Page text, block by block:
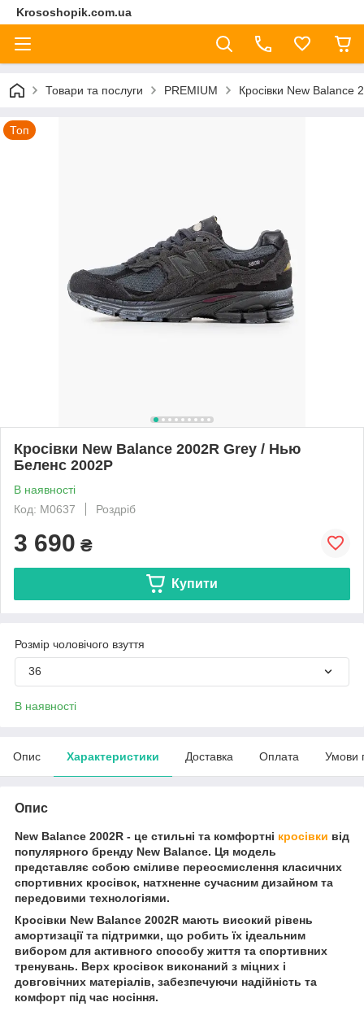
Krososhopik.com.ua
Товари та послуги PREMIUM Кросівки New
Топ
Кросівки New Balance 2002R Grey / Нью
Беленс 2002Р
В наявності
Код: M0637
Роздріб
3 690 ₴
Купити
Розмір чоловічого взуття
36
В наявності
Опис Характеристики Доставка Оплата Умови
Опис
New Balance 2002R - це стильні та комфортні кросівки від
популярного бренду New Balance. Ця модель
представляє собою сміливе переосмислення класичних
спортивних кросівок, натхненне сучасним дизайном та
передовими технологіями.
Кросівки New Balance 2002R мають високий рівень
амортизації та підтримки, що робить їх ідеальним
вибором для активного способу життя та спортивних
тренувань. Верх кросівок виконаний з міцних і
довговічних матеріалів, забезпечуючи надійність та
комфорт під час носіння.